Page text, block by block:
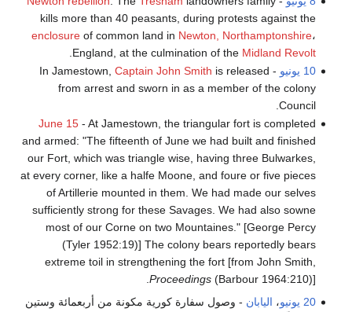
kills more than 40 peasants, during protests against the
enclosureof common land in Newton, Northamptonshire،
England, at the culmination of the Midland Revolt
10 يونيو
- In Jamestown,
Captain John Smith is released
from arrest and sworn in as a member of the colony
Council.
June 15- At Jamestown, the triangular fort is completed
and armed: "The fifteenth of June we had built and finished
our Fort, which was triangle wise, having three Bulwarkes,
at every corner, like a halfe Moone, and foure or five pieces
of Artillerie mounted in them. We had made our selves
sufficiently strong for these Savages. We had also sowne
most of our Corne on two Mountaines." [George Percy
(Tyler 1952:19)] The colony bears reportedly bears
extreme toil in strengthening the fort [from John Smith,
Proceedings(Barbour 1964:210)].
20 يونيو
، اليابان - وصول سفارة كورية مكونة من أربعمائة وستين